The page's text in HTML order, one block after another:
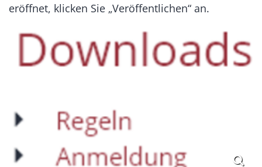
eröffnet, klicken Sie „Veröffentlichen“ an.